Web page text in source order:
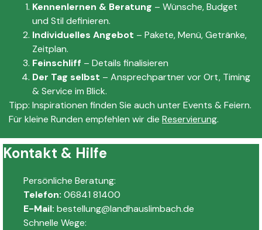
Kennenlernen & Beratung – Wünsche, Budget
und Stil definieren.
Individuelles Angebot – Pakete, Menü, Getränke,
Zeitplan.
Feinschliff – Details finalisieren
Der Tag selbst – Ansprechpartner vor Ort, Timing
& Service im Blick.
Tipp: Inspirationen finden Sie auch unter Events & Feiern.
Für kleine Runden empfehlen wir die Reservierung.
Kontakt & Hilfe
Persönliche Beratung:
Telefon: 06841 81400
E-Mail: bestellung@landhauslimbach.de
Schnelle Wege: